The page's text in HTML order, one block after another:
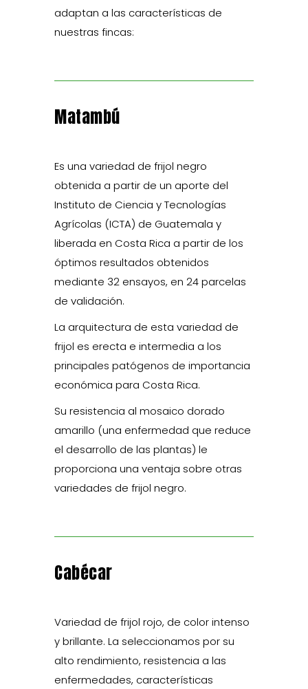
adaptan a las características de
nuestras fincas:
Matambú
Es una variedad de frijol negro
obtenida a partir de un aporte del
Instituto de Ciencia y Tecnologías
Agrícolas (ICTA) de Guatemala y
liberada en Costa Rica a partir de los
óptimos resultados obtenidos
mediante 32 ensayos, en 24 parcelas
de validación.
La arquitectura de esta variedad de
frijol es erecta e intermedia a los
principales patógenos de importancia
económica para Costa Rica.
Su resistencia al mosaico dorado
amarillo (una enfermedad que reduce
el desarrollo de las plantas) le
proporciona una ventaja sobre otras
variedades de frijol negro.
Cabécar
Variedad de frijol rojo, de color intenso
y brillante. La seleccionamos por su
alto rendimiento, resistencia a las
enfermedades, características